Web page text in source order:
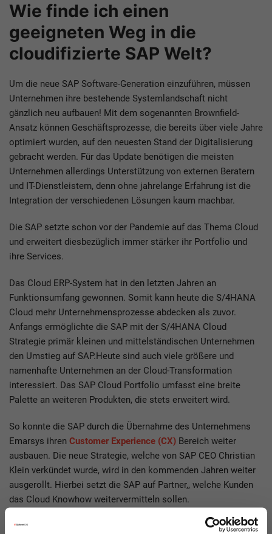
Wie finde ich einen
geeigneten Weg in die
cloudifizierte SAP Welt?
Um die neue SAP Software-Generation einzuführen, müssen
Unternehmen ihre bestehende Systemlandschaft nicht
gänzlich neu aufbauen! Mit dem sogenannten Brownfield-
Ansatz können Geschäftsprozesse, die bereits über viele Jahre
optimiert wurden, auf den neuesten Stand der Digitalisierung
gebracht werden. Für das Update benötigen die meisten
Unternehmen allerdings Unterstützung von externen Beratern
und IT-Dienstleistern, denn ohne jahrelange Erfahrung ist die
Integration der verschiedenen Lösungen kaum machbar.
Die SAP setzte schon vor der Pandemie auf das Thema Cloud
und erweitert diesbezüglich immer stärker ihr Portfolio und
ihre Services.
Das Cloud ERP-System hat in den letzten Jahren an
Funktionsumfang gewonnen. Somit kann heute die S/4HANA
Cloud mehr Unternehmensprozesse abdecken als zuvor.
Anfangs ermöglichte die SAP mit der S/4HANA Cloud
Strategie primär kleinen und mittelständischen Unternehmen
den Umstieg auf SAP.Heute sind auch viele größere und
namenhafte Unternehmen an der Cloud-Transformation
interessiert. Das SAP Cloud Portfolio umfasst eine breite
Palette an weiteren Produkten, die stets erweitert wird.
So konnte die SAP durch die Übernahme des Unternehmens
Emarsys ihren Customer Experience (CX) Bereich weiter
ausbauen. Die neue Strategie, welche von SAP CEO Christian
Klein verkündet wurde, wird in den kommenden Jahren weiter
ausgerollt. Hierbei setzt die SAP auf Partner,, welche Kunden
das Cloud Knowhow weitervermitteln sollen.